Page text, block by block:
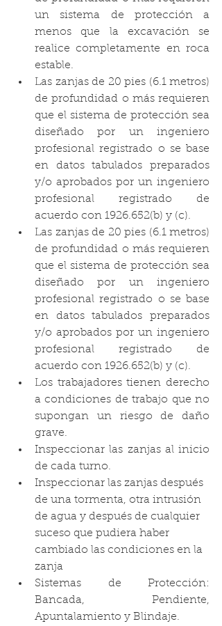
un sistema de protección a
menos que la excavación se
realice completamente en roca
estable.
Las zanjas de 20 pies (6.1 metros)
de profundidad o más requieren
que el sistema de protección sea
diseñado por un ingeniero
profesional registrado o se base
en datos tabulados preparados
y/o aprobados por un ingeniero
profesional registrado de
acuerdo con 1926.652(b) y (c).
Las zanjas de 20 pies (6.1 metros)
de profundidad o más requieren
que el sistema de protección sea
diseñado por un ingeniero
profesional registrado o se base
en datos tabulados preparados
y/o aprobados por un ingeniero
profesional registrado de
acuerdo con 1926.652(b) y (c).
Los trabajadores tienen derecho
a condiciones de trabajo que no
supongan un riesgo de daño
grave.
Inspeccionar las zanjas al inicio
de cada turno.
Inspeccionar las zanjas después
de una tormenta, otra intrusión
de agua y después de cualquier
suceso que pudiera haber
cambiado las condiciones en la
zanja
Sistemas de Protección:
Bancada, Pendiente,
Apuntalamiento y Blindaje.